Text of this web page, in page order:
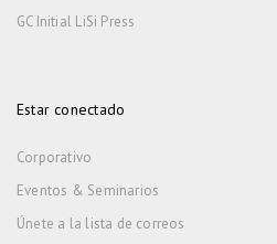
GC Initial LiSi Press
Estar conectado
Corporativo
Eventos & Seminarios
Únete a la lista de correos